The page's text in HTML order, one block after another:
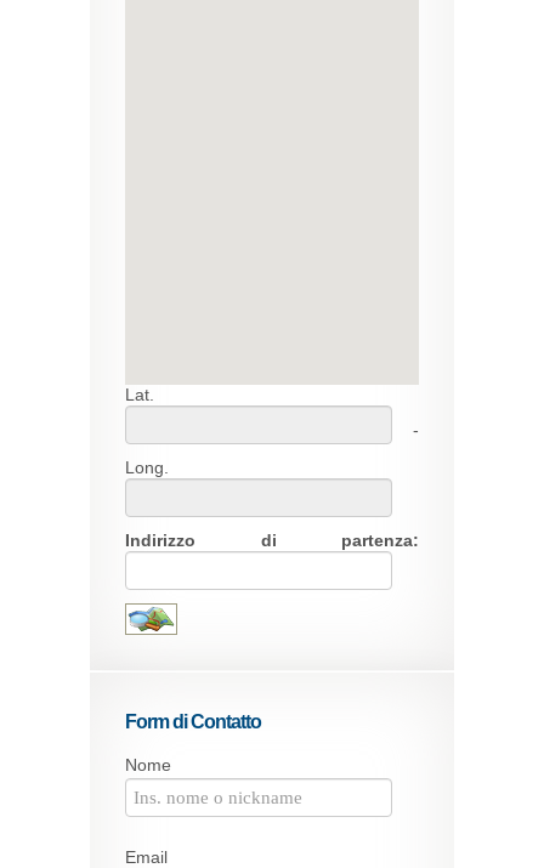
Lat.
-
Long.
Indirizzo di partenza:
Form di Contatto
Nome
Email